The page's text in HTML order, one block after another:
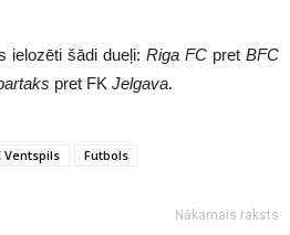
ielozēti šādi dueļi: Riga FC pret BFC
pret FK Jelgava.
Ventspils Futbols
Nākamais raksts